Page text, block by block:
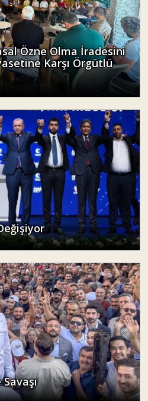
Özne Olma İradesini
Karşı Örgütlü